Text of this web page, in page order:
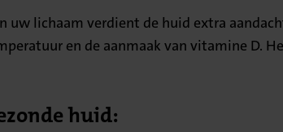
uw lichaam verdient de huid extra
en de aanmaak van vitamine D.
huid: